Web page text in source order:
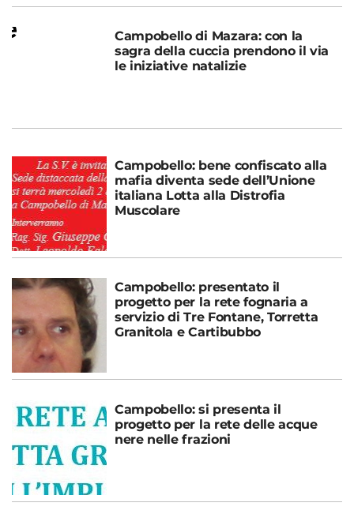
Campobello di Mazara: con la
sagra della cuccia prendono il via
le iniziative natalizie
Campobello: bene confiscato alla
mafia diventa sede dell’Unione
italiana Lotta alla Distrofia
Muscolare
Campobello: presentato il
progetto per la rete fognaria a
servizio di Tre Fontane, Torretta
Granitola e Cartibubbo
Campobello: si presenta il
progetto per la rete delle acque
nere nelle frazioni